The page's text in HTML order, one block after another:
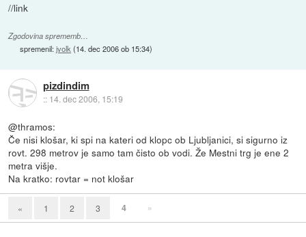
//link
Zgodovina sprememb…
spremenil:jvolk(14. dec 2006 ob 15:34)
pizdindim
:: 14. dec 2006, 15:19
@thramos:
Če nisi klošar, ki spi na kateri od klopc ob Ljubljanici, si sigurno iz
rovt. 298 metrov je samo tam čisto ob vodi. Že Mestni trg je ene 2
metra višje.
Na kratko: rovtar = not klošar
« 1 2 3 4 »